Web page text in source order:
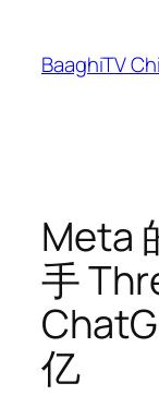
content
BaaghiTV
Meta
手
亿